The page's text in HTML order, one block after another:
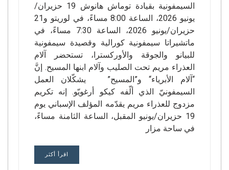
السيمفونية بقيادة توماش هانوش 19 حزيران/
يونيو 2026، الساعة 8:00 مساءً، في لوريتو و21
حزيران/يونيو 2026، الساعة 7:30 مساءً، في
ماتشيراتا سيمفونية كورالية وقصيدة سيمفونية
للبيانو والجوقة والأوركسترا، تستحضر آلام
العذراء مريم تحت الصليب وآلام ابنها المسيح. إنَّ
“آلام الأبرياء“ و”المسيح” يشكّلان العمل
السيمفونيّ الذي ألّفه كيكو أرغويّو. إنه تكريم
مزدوج للعذراء مريم يقدّمه المؤلف الإسباني يوم
19 حزيران/يونيو المقبل، الساعة الثامنة مساءً،
في ساحة مزار
اقرأ أكثر